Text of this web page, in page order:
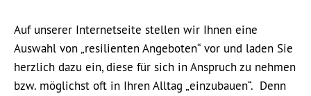
Auf unserer Internetseite stellen wir Ihnen eine
Auswahl von „resilienten Angeboten“ vor und laden Sie
herzlich dazu ein, diese für sich in Anspruch zu nehmen
bzw. möglichst oft in Ihren Alltag „einzubauen“. Denn